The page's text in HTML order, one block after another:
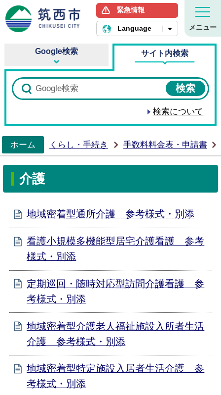
筑西市ホームページ
緊急情報
Language メニュー
Google検索 サイト内検索
検索について
ホーム
くらし・手続き 手数料料金表・申請書
介護
地域密着型通所介護 参考様式・別添
看護小規模多機能型居宅介護看護 参考
様式・別添
定期巡回・随時対応型訪問介護看護 参
考様式・別添
地域密着型介護老人福祉施設入所者生活
介護 参考様式・別添
地域密着型特定施設入居者生活介護 参
考様式・別添